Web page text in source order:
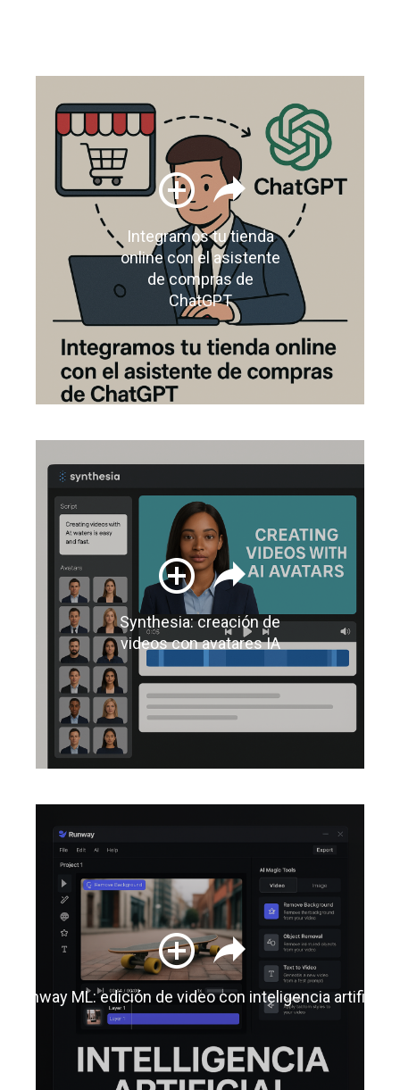
Integramos tu tienda
online con el asistente
de compras de
ChatGPT
Synthesia: creación de
videos con avatares IA
Runway ML: edición de video con inteligencia artificial